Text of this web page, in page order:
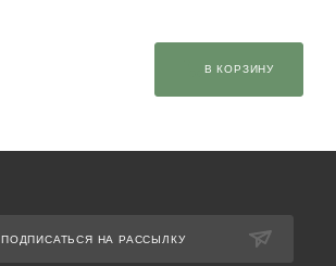
В КОРЗИНУ
ПОДПИСАТЬСЯ НА РАССЫЛКУ